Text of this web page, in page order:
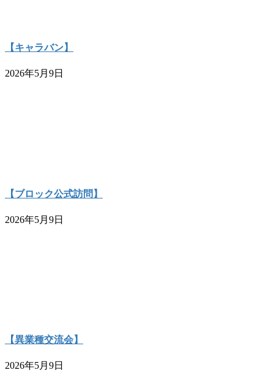
【キャラバン】
2026年5月9日
【ブロック公式訪問】
2026年5月9日
【異業種交流会】
2026年5月9日